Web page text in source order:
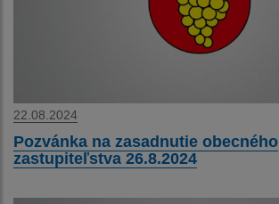
22.08.2024
Pozvánka na zasadnutie obecného
zastupiteľstva 26.8.2024